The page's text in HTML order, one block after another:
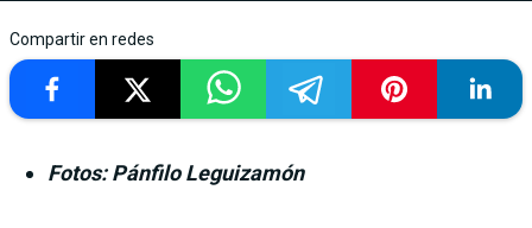
Compartir en redes
Fotos: Pánfilo Leguizamón